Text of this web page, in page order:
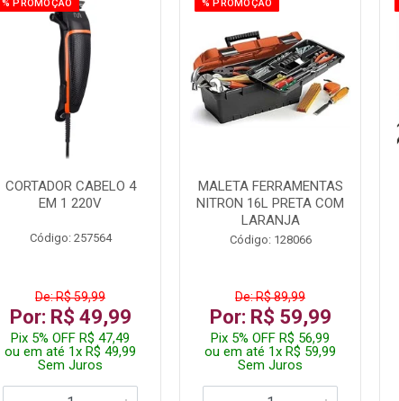
% PROMOÇÃO
CORTADOR CABELO 4
EM 1 220V
Código: 257564
De: R$ 59,99
Por: R$ 49,99
Pix 5% OFF R$ 47,49
ou em até 1x R$ 49,99
Sem Juros
% PROMOÇÃO
MALETA FERRAMENTAS
NITRON 16L PRETA COM
LARANJA
Código: 128066
De: R$ 89,99
Por: R$ 59,99
Pix 5% OFF R$ 56,99
ou em até 1x R$ 59,99
Sem Juros